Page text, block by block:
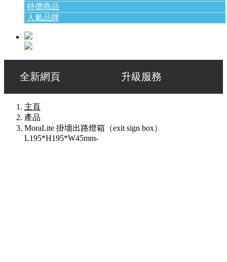
特價商品
人氣品牌
全新網頁 升級服務
主頁
產品
MoraLite 掛墻出路燈箱（exit sign box）
L195*H195*W45mm-